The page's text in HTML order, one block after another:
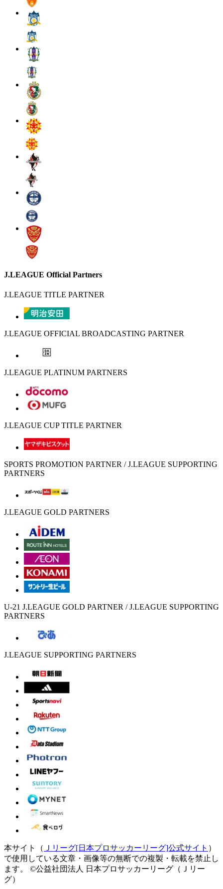
J.LEAGUE Official Partners
J.LEAGUE TITLE PARTNER
J.LEAGUE OFFICIAL BROADCASTING PARTNER
J.LEAGUE PLATINUM PARTNERS
J.LEAGUE CUP TITLE PARTNER
SPORTS PROMOTION PARTNER / J.LEAGUE SUPPORTING
PARTNERS
J.LEAGUE GOLD PARTNERS
U-21 J.LEAGUE GOLD PARTNER / J.LEAGUE SUPPORTING
PARTNERS
J.LEAGUE SUPPORTING PARTNERS
本サイト（ Ｊリーグ[日本プロサッカーリーグ]公式サイト ）
で使用している文章・画像等の無断での複製・転載を禁止し
ます。
©公益社団法人 日本プロサッカーリーグ（Ｊリー
グ）